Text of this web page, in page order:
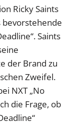
Ricky Saints
bevorstehende
Saints
der Brand zu
Zweifel.
NXT „No
die Frage, ob